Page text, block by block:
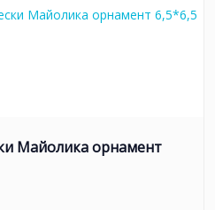
Майолика орнамент